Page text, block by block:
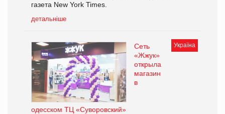
газета New York Times.
детальніше
Україна
Сеть
«Жжук»
открыла
магазин
в
одесском ТЦ «Суворовский»